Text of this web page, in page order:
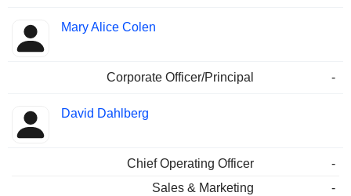
Mary Alice Colen
Corporate Officer/Principal -
David Dahlberg
Chief Operating Officer
-
Sales & Marketing
-